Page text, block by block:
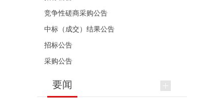
竞争性磋商采购公告
中标（成交）结果公告
招标公告
采购公告
要闻